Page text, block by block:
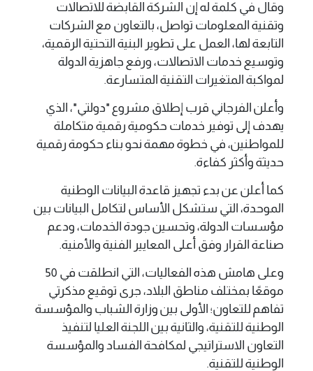
وقال في كلمة له إن الشركة القابضة للاتصالات
وتقنية المعلومات تواصل، بالتعاون مع الشركات
التابعة لها، العمل على تطوير البنية التحتية الرقمية،
وتوسيع خدمات الاتصالات، ورفع جاهزية الدولة
لمواكبة المتغيرات التقنية المتسارعة.
وأعلن الفرجاني قرب إطلاق مشروع "دولتي"، الذي
يهدف إلى توفير خدمات حكومية رقمية متكاملة
للمواطنين، في خطوة مهمة نحو بناء حكومة رقمية
حديثة وأكثر كفاءة.
كما أعلن عن بدء تجهيز قاعدة البيانات الوطنية
الموحدة، التي ستشكل الأساس لتكامل البيانات بين
مؤسسات الدولة، وتحسين جودة الخدمات، ودعم
صناعة القرار وفق أعلى المعايير الفنية والأمنية.
وعلى هامش هذه الفعاليات، التي انطلقت في 50
موقعًا بمختلف مناطق البلاد، جرى توقيع مذكرتي
تفاهم للتعاون؛ الأولى بين وزارة الشباب والمؤسسة
الوطنية للتقنية، والثانية بين اللجنة العليا لتنفيذ
التعاون الاستراتيجي لمكافحة الفساد والمؤسسة
الوطنية للتقنية.